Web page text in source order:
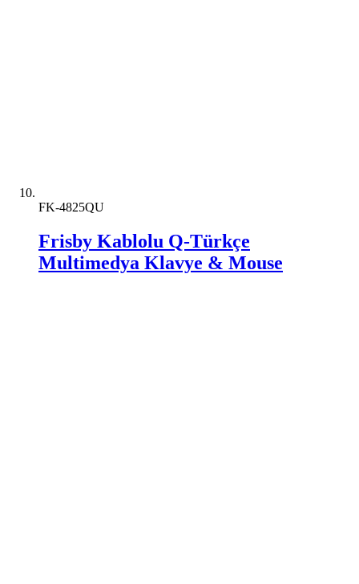
FK-4825QU
Frisby Kablolu Q-Türkçe
Multimedya Klavye & Mouse